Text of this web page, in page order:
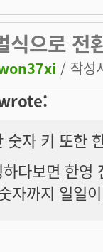
식으로 전
/ 작성
숫자 키 또한
다보면 한영
자까지 일일